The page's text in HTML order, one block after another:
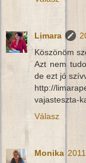
Limara
Köszönöm
Azt nem
de ezt jó
http://
vajasteszta-
Válasz
Monika